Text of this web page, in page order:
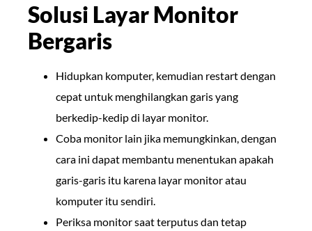
Solusi Layar Monitor
Bergaris
Hidupkan komputer, kemudian restart dengan
cepat untuk menghilangkan garis yang
berkedip-kedip di layar monitor.
Coba monitor lain jika memungkinkan, dengan
cara ini dapat membantu menentukan apakah
garis-garis itu karena layar monitor atau
komputer itu sendiri.
Periksa monitor saat terputus dan tetap